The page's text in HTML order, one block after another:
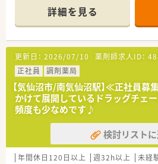
50枚の処方箋を応需しています。
■薬剤師3名体制で事務員も3名在籍
業務に取り組める環境です。
【法人特徴について】
■創業25年以上の歴史を持ち、東北
体で21店舗を順調に展開している企
■調剤事業に加えて介護事業も運営
基盤を持ち安心して勤務できます。
■最新機器の導入を積極的に進め、
図り対人業務に注力する体制です。
【こんな方が活躍中】
■地域に密着して患者様との繋が
応ができる方が活躍しています。
詳細を見る
更新日： 2026/07/10 薬剤師求人ID：
正社員
調剤薬局
【気仙沼市/南気仙沼駅】≪正社員
かけて展開しているドラッグチェ
頻度も少なめです♪
検討リスト
年間休日120日以上 週32h以上 未経